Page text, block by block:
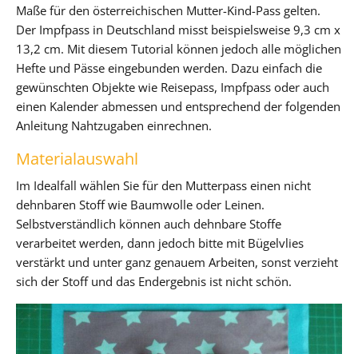
Maße für den österreichischen Mutter-Kind-Pass gelten.
Der Impfpass in Deutschland misst beispielsweise 9,3 cm x
13,2 cm. Mit diesem Tutorial können jedoch alle möglichen
Hefte und Pässe eingebunden werden. Dazu einfach die
gewünschten Objekte wie Reisepass, Impfpass oder auch
einen Kalender abmessen und entsprechend der folgenden
Anleitung Nahtzugaben einrechnen.
Materialauswahl
Im Idealfall wählen Sie für den Mutterpass einen nicht
dehnbaren Stoff wie Baumwolle oder Leinen.
Selbstverständlich können auch dehnbare Stoffe
verarbeitet werden, dann jedoch bitte mit Bügelvlies
verstärkt und unter ganz genauem Arbeiten, sonst verzieht
sich der Stoff und das Endergebnis ist nicht schön.